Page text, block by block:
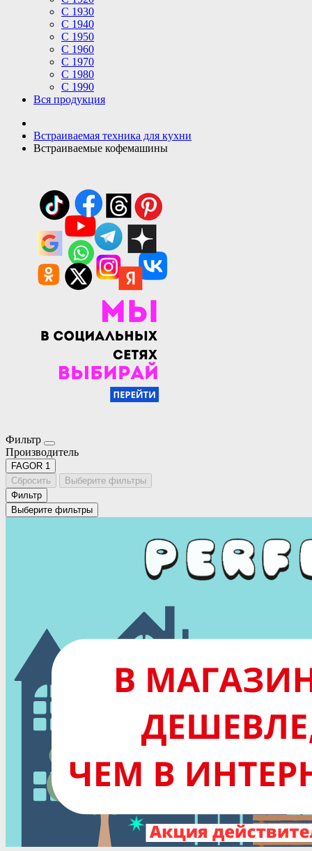
С 1930
С 1940
С 1950
С 1960
С 1970
С 1980
С 1990
Вся продукция
Встраиваемая техника для кухни
Встраиваемые кофемашины
Фильтр
Производитель
FAGOR 1
Сбросить
Выберите фильтры
Фильтр
Выберите фильтры